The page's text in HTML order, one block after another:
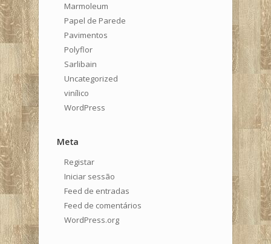
Marmoleum
Papel de Parede
Pavimentos
Polyflor
Sarlibain
Uncategorized
vinílico
WordPress
Meta
Registar
Iniciar sessão
Feed de entradas
Feed de comentários
WordPress.org